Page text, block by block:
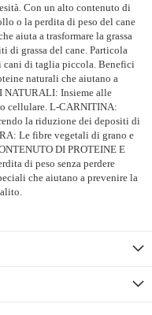
Con un alto contenuto di
o la perdita di peso del cane
aiuta a trasformare la grassa
di grassa del cane. Particola
cani di taglia piccola. Benefici
naturali che aiutano a
NATURALI: Insieme alle
cellulare. L-CARNITINA:
la riduzione dei depositi di
Le fibre vegetali di grano e
DI PROTEINE E
di peso senza perdere
che aiutano a prevenire la